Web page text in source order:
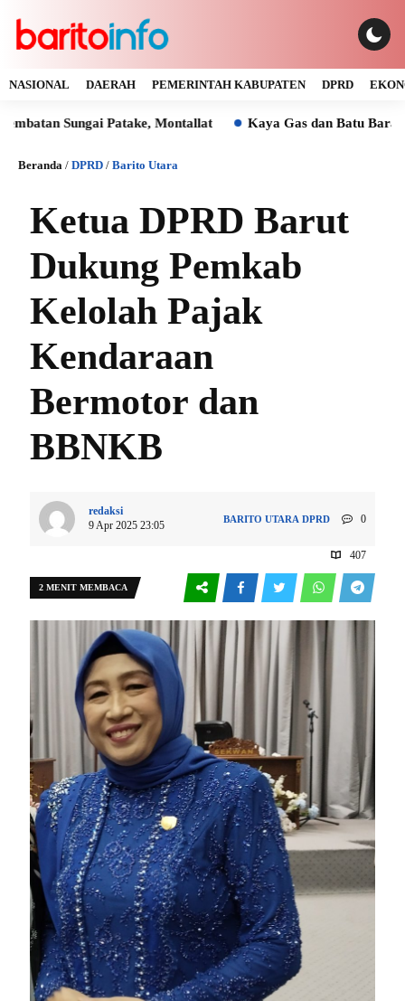
NASIONAL DAERAH PEMERINTAH KABUPATEN DPRD
Patake, Montallat Kaya Gas dan Batu Bara Malah
Beranda / DPRD / Barito Utara
Ketua DPRD Barut
Dukung Pemkab
Kelolah Pajak
Kendaraan
Bermotor dan
BBNKB
redaksi
9 Apr 2025 23:05
BARITO UTARA DPRD 0
407
2 MENIT MEMBACA